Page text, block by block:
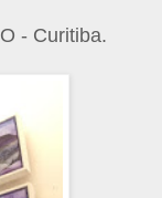
- Curitiba.